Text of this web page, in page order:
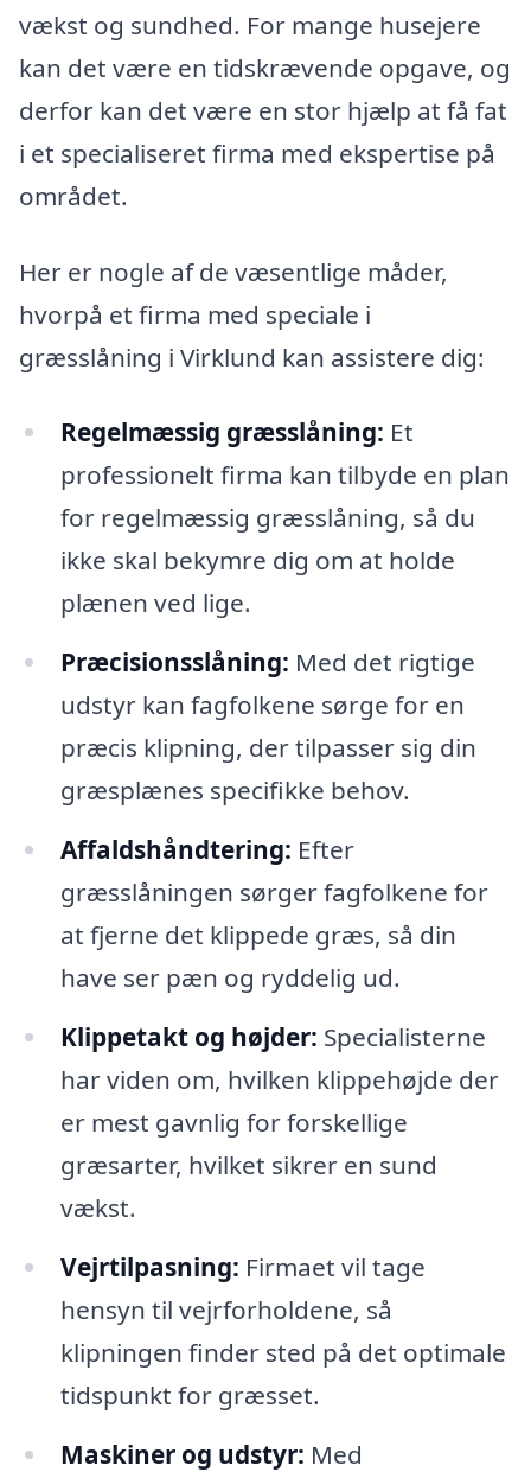
vækst og sundhed. For mange husejere
kan det være en tidskrævende opgave, og
derfor kan det være en stor hjælp at få fat
i et specialiseret firma med ekspertise på
området.
Her er nogle af de væsentlige måder,
hvorpå et firma med speciale i
græsslåning i Virklund kan assistere dig:
Regelmæssig græsslåning: Et
professionelt firma kan tilbyde en plan
for regelmæssig græsslåning, så du
ikke skal bekymre dig om at holde
plænen ved lige.
Præcisionsslåning: Med det rigtige
udstyr kan fagfolkene sørge for en
præcis klipning, der tilpasser sig din
græsplænes specifikke behov.
Affaldshåndtering: Efter
græsslåningen sørger fagfolkene for
at fjerne det klippede græs, så din
have ser pæn og ryddelig ud.
Klippetakt og højder: Specialisterne
har viden om, hvilken klippehøjde der
er mest gavnlig for forskellige
græsarter, hvilket sikrer en sund
vækst.
Vejrtilpasning: Firmaet vil tage
hensyn til vejrforholdene, så
klipningen finder sted på det optimale
tidspunkt for græsset.
Maskiner og udstyr: Med